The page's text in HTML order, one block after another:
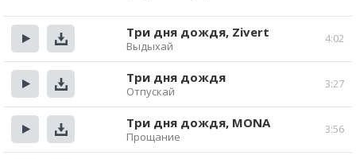
Прослушать
Скачать
4:02
Три дня дождя, Zivert
Выдыхай
Прослушать
Скачать
3:27
Три дня дождя
Отпускай
Прослушать
Скачать
3:56
Три дня дождя, MONA
Прощание